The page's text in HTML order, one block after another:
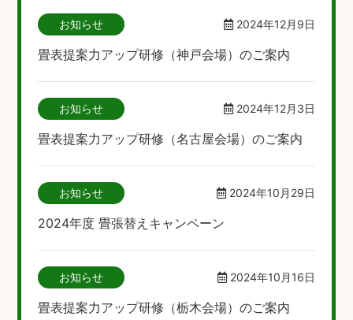
お知らせ 2024年12月9日
畳表提案力アップ研修（神戸会場）のご案内
お知らせ 2024年12月3日
畳表提案力アップ研修（名古屋会場）のご案内
お知らせ 2024年10月29日
2024年度 畳張替えキャンペーン
お知らせ 2024年10月16日
畳表提案力アップ研修（栃木会場）のご案内